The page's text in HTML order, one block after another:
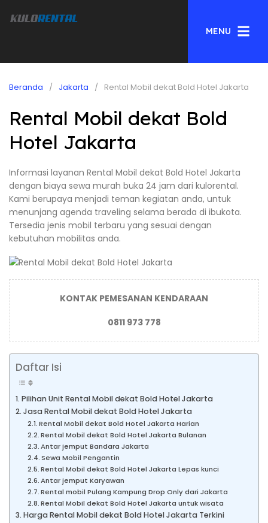
MENU
Beranda Jakarta Rental Mobil dekat Bold Hotel Jakarta
Rental Mobil dekat Bold
Hotel Jakarta
Informasi layanan Rental Mobil dekat Bold Hotel Jakarta
dengan biaya sewa murah buka 24 jam dari kulorental.
Kami berupaya menjadi teman kegiatan anda, untuk
menunjang agenda traveling selama berada di ibukota.
Tersedia jenis mobil terbaru yang sesuai dengan
kebutuhan mobilitas anda.
KONTAK PEMESANAN KENDARAAN
0811 973 778
Daftar Isi
Pilihan Unit Rental Mobil dekat Bold Hotel Jakarta
Jasa Rental Mobil dekat Bold Hotel Jakarta
Rental Mobil dekat Bold Hotel Jakarta Harian
Rental Mobil dekat Bold Hotel Jakarta Bulanan
Antar jemput Bandara Jakarta
Sewa Mobil Pengantin
Rental Mobil dekat Bold Hotel Jakarta Lepas kunci
Antar jemput Karyawan
Rental mobil Pulang Kampung Drop Only dari Jakarta
Rental Mobil dekat Bold Hotel Jakarta untuk wisata
Harga Rental Mobil dekat Bold Hotel Jakarta Terkini